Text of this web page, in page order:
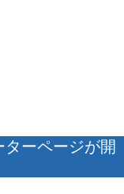
ターページが開